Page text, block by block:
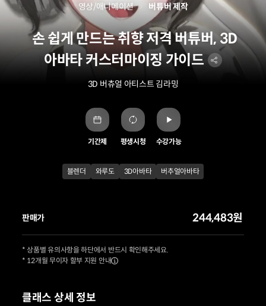
손 쉽게 만드는 취향 저격 버튜버, 3D
아바타 커스터마이징 가이드
3D 버츄얼 아티스트 김라밍
영상/애니메이션 버튜버 제작
기간제 평생시청 수강가능
블렌더 와루도 3D아바타 버추얼아바타
클래스 상세 정보
판매가 244,483원
* 상품별 유의사항을 하단에서 반드시 확인해주세요.
* 12개월 무이자 할부 지원 안내